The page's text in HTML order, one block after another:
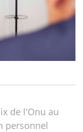
de l'Onu au
personnel